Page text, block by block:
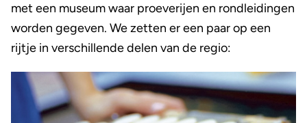
met een museum waar proeverijen en rondleidingen
worden gegeven. We zetten er een paar op een
rijtje in verschillende delen van de regio: